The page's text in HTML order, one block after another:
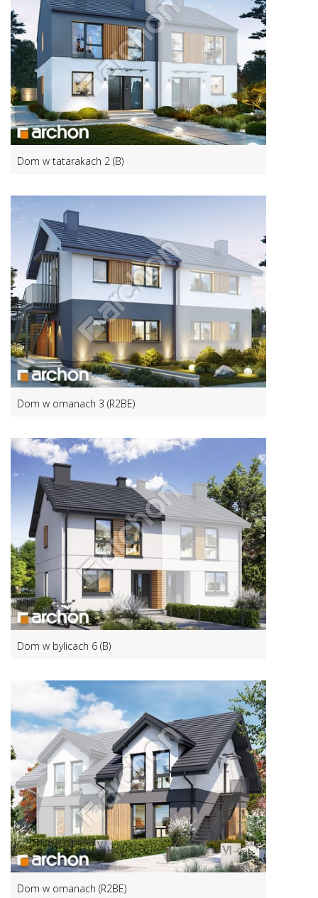
Dom w tatarakach 2 (B)
Dom w omanach 3 (R2BE)
Dom w bylicach 6 (B)
Dom w omanach (R2BE)